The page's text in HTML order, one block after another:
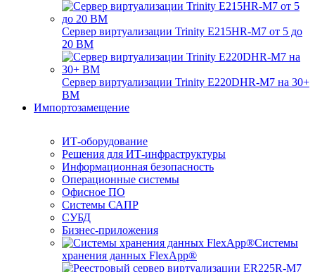
Сервер виртуализации Trinity E215HR-M7 от 5 до
20 ВМ
Сервер виртуализации Trinity E220DHR-M7 на 30+
ВМ
Импортозамещение
ИТ-оборудование
Решения для ИТ-инфраструктуры
Информационная безопасность
Операционные системы
Офисное ПО
Системы САПР
СУБД
Бизнес-приложения
Системы
хранения данных FlexApp®